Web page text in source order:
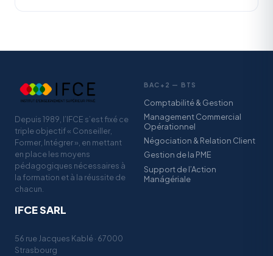
Depuis 1989, l’IFCE s’est fixé ce
triple objectif « Conseiller,
Former, Intégrer », en mettant
en place les moyens
pédagogiques nécessaires à
la formation et à la réussite de
chacun.
IFCE SARL
56 rue Jacques Kablé · 67000
Strasbourg
BAC+2 — BTS
Comptabilité & Gestion
Management Commercial
Opérationnel
Négociation & Relation Client
Gestion de la PME
Support de l’Action
Manágériale